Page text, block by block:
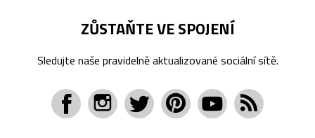
ZŮSTAŇTE VE SPOJENÍ
Sledujte naše pravidelně aktualizované sociální sítě.